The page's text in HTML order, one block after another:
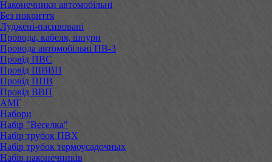
Наконечники автомобільні
Без покриття
Луджені-пасивовані
Провода, кабеля, шнури
Провода автомобільні ПВ-3
Провід ПВС
Провід ШВВП
Провід ППВ
Провід ВВП
АМГ
Набори
Набір "Веселка"
Набір трубок ПВХ
Набір трубок термоусадочных
Набір наконечників